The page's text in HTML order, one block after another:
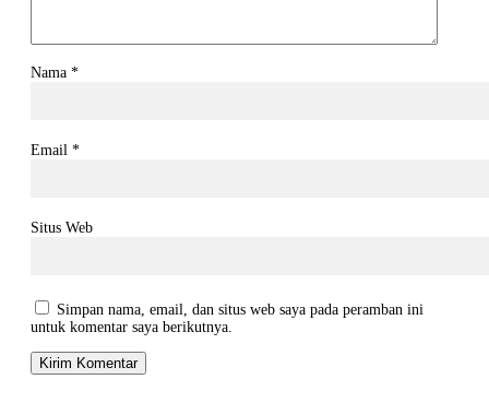
Nama *
Email *
Situs Web
Simpan nama, email, dan situs web saya pada peramban ini
untuk komentar saya berikutnya.